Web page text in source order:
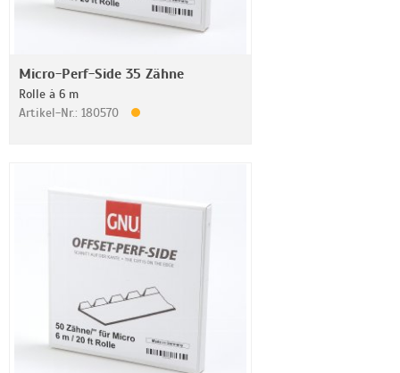
Micro-Perf-Side 35 Zähne
Rolle à 6 m
Artikel-Nr.: 180570